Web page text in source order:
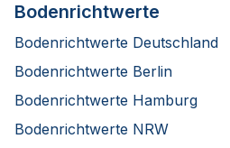
Bodenrichtwerte
Bodenrichtwerte Deutschland
Bodenrichtwerte Berlin
Bodenrichtwerte Hamburg
Bodenrichtwerte NRW